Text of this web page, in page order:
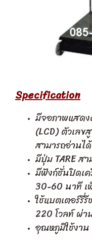
Specification
มีจอภาพแสด
(LCD) ตัวเล
สามารถอ่านไ
มีปุ่ม TARE ส
มีฟังก์ชั่นปิดเค
30-60 นาที เ
ใช้แบตเตอร์รี่
220 โวลท์ ผ่
อุณหภูมิใช้งา